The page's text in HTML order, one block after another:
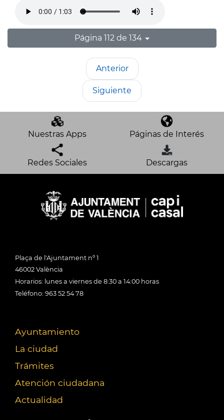
Página 112 de 134
Anterior
Siguiente
Nuestras Apps Páginas de Interés
Redes Sociales Descargas
Plaça de l'Ajuntament nº 1
46002 València
Horarios: lunes a viernes de 8:30 a 14:00 horas
Teléfono: 963 52 54 78
Ayuntamiento
La ciudad
Trámites
Atención ciudadana
Actualidad